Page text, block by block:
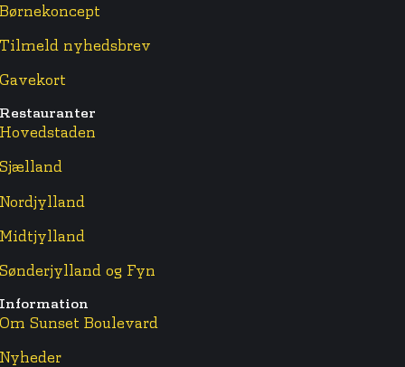
nyhedsbrev
og Fyn
Sunset Boulevard